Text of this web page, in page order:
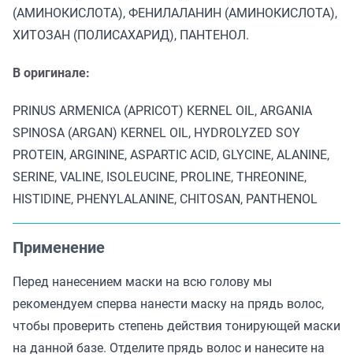
(АМИНОКИСЛОТА), ФЕНИЛАЛАНИН (АМИНОКИСЛОТА),
ХИТОЗАН (ПОЛИСАХАРИД), ПАНТЕНОЛ.
В оригинале:
PRINUS ARMENICA (APRICOT) KERNEL OIL, ARGANIA
SPINOSA (ARGAN) KERNEL OIL, HYDROLYZED SOY
PROTEIN, ARGININE, ASPARTIC ACID, GLYCINE, ALANINE,
SERINE, VALINE, ISOLEUCINE, PROLINE, THREONINE,
HISTIDINE, PHENYLALANINE, CHITOSAN, PANTHENOL
Применение
Перед нанесением маски на всю голову мы
рекомендуем сперва нанести маску на прядь волос,
чтобы проверить степень действия тонирующей маски
на данной базе. Отделите прядь волос и нанесите на